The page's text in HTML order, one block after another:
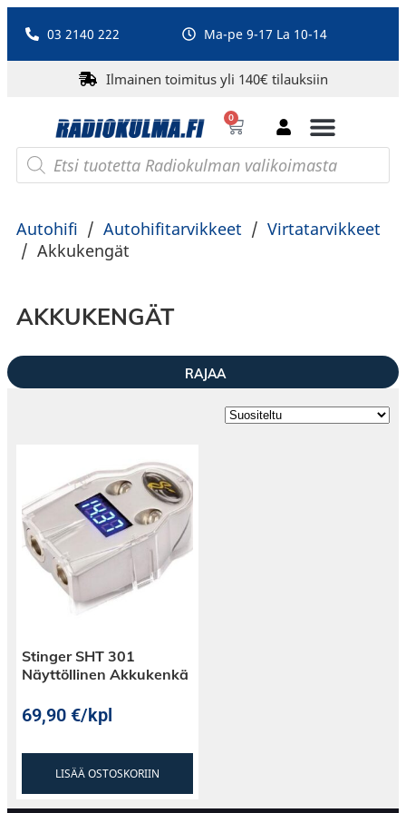
03 2140 222 Ma-pe 9-17 La 10-14
Ilmainen toimitus yli 140€ tilauksiin
0
Autohifi / Autohifitarvikkeet / Virtatarvikkeet
/ Akkukengät
AKKUKENGÄT
RAJAA
Stinger SHT 301
Näyttöllinen Akkukenkä
69,90€/kpl
LISÄÄ OSTOSKORIIN